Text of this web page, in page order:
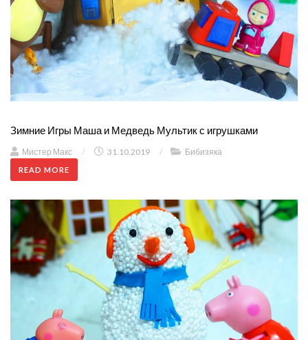
Зимние Игры Маша и Медведь Мультик с игрушками
Мистер Макс / 31.10.2019 / Бибизяка
READ MORE